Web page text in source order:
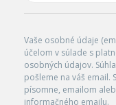
Vaše osobné údaje
účelom v súlade s
osobných údajov.
pošleme na váš email.
písomne, emailom
informačného emailu.